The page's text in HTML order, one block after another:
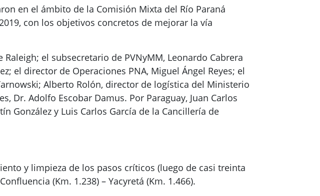
en el ámbito de la Comisión Mixta del Río Paraná
con los objetivos concretos de mejorar la vía
el subsecretario de PVNyMM, Leonardo Cabrera
el director de Operaciones PNA, Miguel Ángel Reyes; el
Alberto Rolón, director de logística del Ministerio
Dr. Adolfo Escobar Damus. Por Paraguay, Juan Carlos
González y Luis Carlos García de la Cancillería de
y limpieza de los pasos críticos (luego de casi treinta
(Km. 1.238) – Yacyretá (Km. 1.466).